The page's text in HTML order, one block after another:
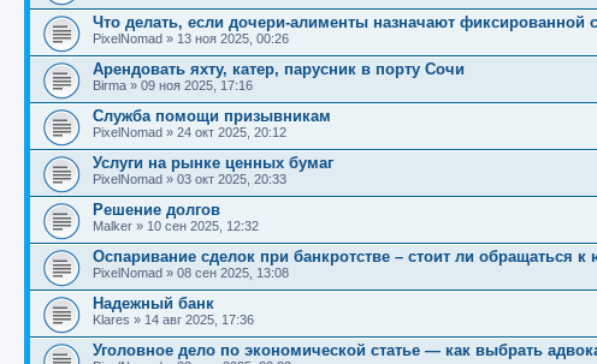
Что делать, если дочери-алименты назначают фиксированной
PixelNomad » 13 ноя 2025, 00:26
Арендовать яхту, катер, парусник в порту Сочи
Birma » 09 ноя 2025, 17:16
Служба помощи призывникам
PixelNomad » 24 окт 2025, 20:12
Услуги на рынке ценных бумаг
PixelNomad » 03 окт 2025, 20:33
Решение долгов
Malker » 10 сен 2025, 12:32
Оспаривание сделок при банкротстве – стоит ли обращаться к
PixelNomad » 08 сен 2025, 13:08
Надежный банк
Klares » 14 авг 2025, 17:36
Уголовное дело по экономической статье — как выбрать